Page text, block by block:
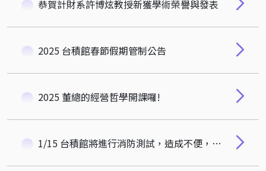
恭賀計財系許博炫教授新獲學術榮譽與發表
2025 台積館春節假期管制公告
2025 董總的經營哲學開課囉!
1/15 台積館將進行消防測試，造成不便，敬請見諒!